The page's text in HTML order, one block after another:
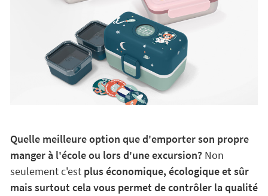
Quelle meilleure option que d'emporter son propre
manger à l'école ou lors d'une excursion?Non
seulement c'est plus économique, écologique et sûr
mais surtout cela vous permet de contrôler la qualité